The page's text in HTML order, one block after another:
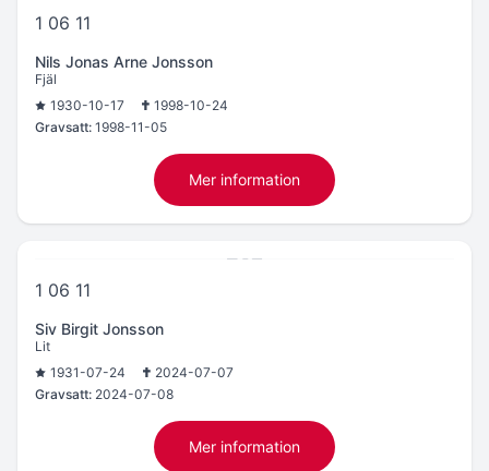
1 06 11
Nils Jonas Arne Jonsson
Fjäl
1930-10-17
1998-10-24
Gravsatt: 1998-11-05
Mer information
1 06 11
Siv Birgit Jonsson
Lit
1931-07-24
2024-07-07
Gravsatt: 2024-07-08
Mer information